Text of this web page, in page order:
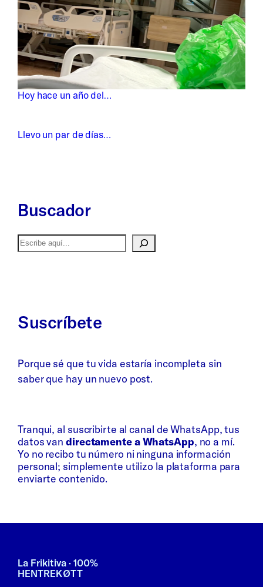
Hoy hace un año del…
Llevo un par de días…
Buscador
Buscar
Suscríbete
Porque sé que tu vida estaría incompleta sin
saber que hay un nuevo post.
Tranqui, al suscribirte al canal de WhatsApp, tus
datos vandirectamente a WhatsApp, no a mí.
Yo no recibo tu número ni ninguna información
personal; simplemente utilizo la plataforma para
enviarte contenido.
La Frikitiva · 100%
HENTREKØTT